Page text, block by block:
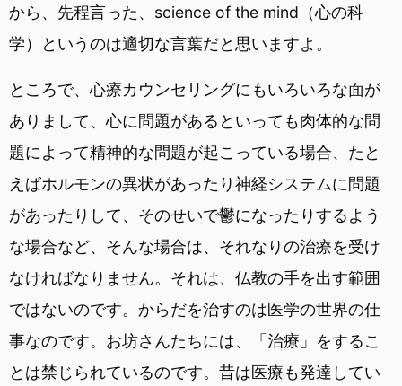
から、先程言った、science of the mind（心の科
学）というのは適切な言葉だと思いますよ。
ところで、心療カウンセリングにもいろいろな面が
ありまして、心に問題があるといっても肉体的な問
題によって精神的な問題が起こっている場合、たと
えばホルモンの異状があったり神経システムに問題
があったりして、そのせいで鬱になったりするよう
な場合など、そんな場合は、それなりの治療を受け
なければなりません。それは、仏教の手を出す範囲
ではないのです。からだを治すのは医学の世界の仕
事なのです。お坊さんたちには、「治療」をするこ
とは禁じられているのです。昔は医療も発達してい